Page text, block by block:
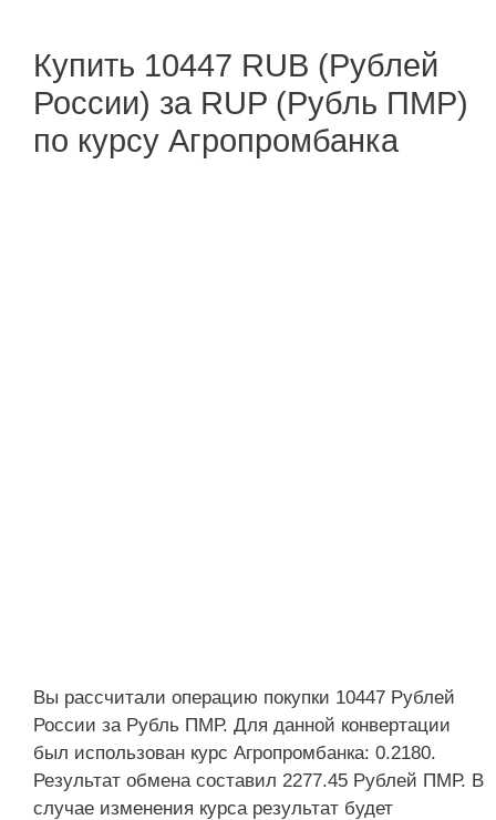
Купить 10447 RUB (Рублей
России) за RUP (Рубль ПМР)
по курсу Агропромбанка
Вы рассчитали операцию покупки 10447 Рублей
России за Рубль ПМР. Для данной конвертации
был использован курс Агропромбанка: 0.2180.
Результат обмена составил 2277.45 Рублей ПМР. В
случае изменения курса результат будет